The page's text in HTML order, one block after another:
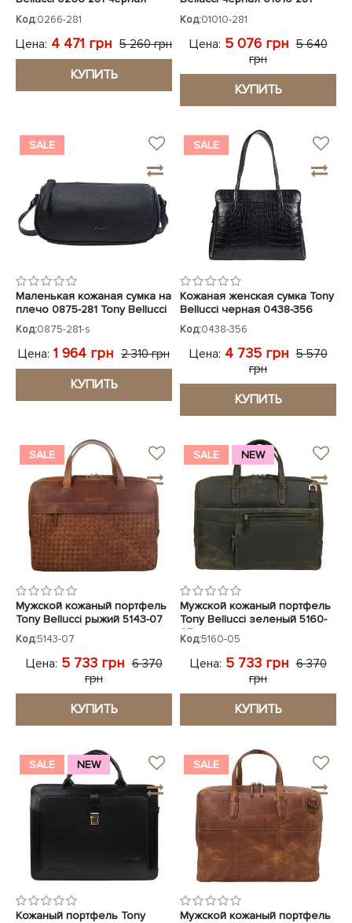
Код:0266-281
Цена: 4 471 грн 5 260 грн
КУПИТЬ
Код:01010-281
Цена: 5 076 грн 5 640
грн
КУПИТЬ
SALE
Маленькая кожаная сумка на
плечо 0875-281 Tony Bellucci
черная
Код:0875-281-s
Цена: 1 964 грн 2 310 грн
КУПИТЬ
SALE
Кожаная женская сумка Tony
Bellucci черная 0438-356
кроко
Код:0438-356
Цена: 4 735 грн 5 570
грн
КУПИТЬ
SALE
Мужской кожаный портфель
Tony Bellucci рыжий 5143-07
Код:5143-07
Цена: 5 733 грн 6 370
грн
КУПИТЬ
SALE NEW
Мужской кожаный портфель
Tony Bellucci зеленый 5160-
05
Код:5160-05
Цена: 5 733 грн 6 370
грн
КУПИТЬ
SALE NEW
Кожаный портфель Tony
SALE
Мужской кожаный портфель